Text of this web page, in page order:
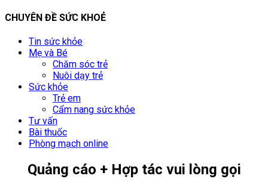
CHUYÊN ĐỀ SỨC KHOẺ
Tin sức khỏe
Mẹ và Bé
Chăm sóc trẻ
Nuôi dạy trẻ
Sức khỏe
Trẻ em
Cẩm nang sức khỏe
Tư vấn
Bài thuốc
Phòng mạch online
Quảng cáo + Hợp tác vui lòng gọi